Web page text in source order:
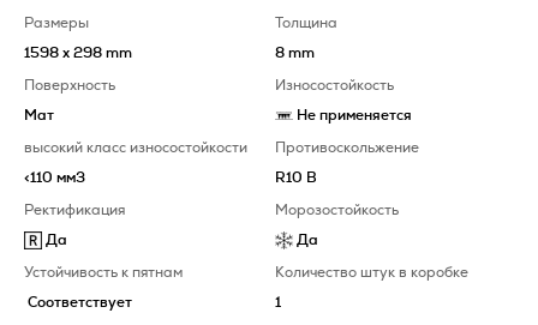
Размеры
1598 x 298 mm
Толщина
8 mm
Поверхность
Мат
Износостойкость
Не применяется
высокий класс износостойкости
<110 мм3
Противоскольжение
R10 B
Ректификация
Да
Морозостойкость
Да
Устойчивость к пятнам
Соответствует
Количество штук в коробке
1